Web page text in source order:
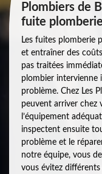
Plombiers de
fuite plomberie
Les fuites plomberie
et entraîner des
pas traitées
plombier intervienne
problème. Chez Les
peuvent arriver chez
l’équipement
inspectent ensuite
problème et le
notre équipe, vous
vous évitez